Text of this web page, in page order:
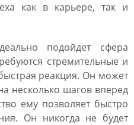
как в карьере, так и
подойдет сфера
стремительные и
реакция. Он может
несколько шагов вперед
ему позволяет быстро
Он никогда не будет